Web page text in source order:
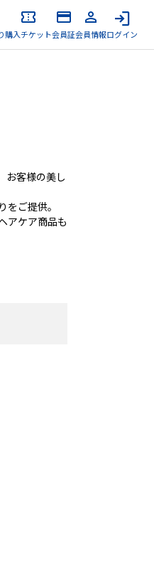
購入チケット会員証会員情報ログイン
お客様の美し
ご提供。
アケア商品も